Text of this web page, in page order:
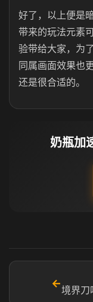
好了，以上便是
带来的玩法元素
验带给大家，为
同属画面效果也
还是很合适的。
奶瓶加
←
境界刀